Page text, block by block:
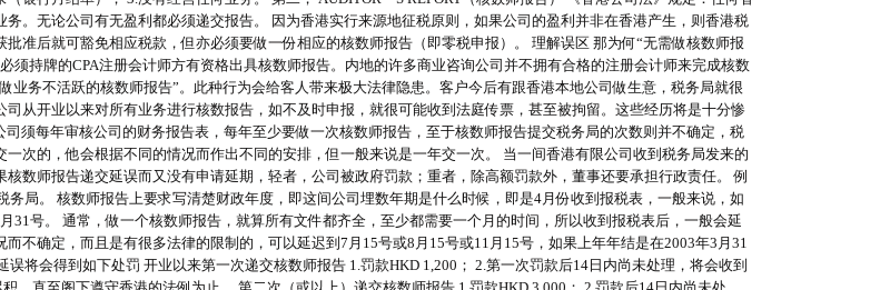
。无论公司有无盈利都必须递交报告。 因为香港实行来源地征税原则，如果公司的盈利并非在香港产生，则香港税
准后就可豁免相应税款，但亦必须要做一份相应的核数师报告（即零税申报）。 理解误区 那为何“无需做核数师报
持牌的CPA注册会计师方有资格出具核数师报告。内地的许多商业咨询公司并不拥有合格的注册会计师来完成核数
业务不活跃的核数师报告”。此种行为会给客人带来极大法律隐患。客户今后有跟香港本地公司做生意，税务局就很
从开业以来对所有业务进行核数报告，如不及时申报，就很可能收到法庭传票，甚至被拘留。这些经历将是十分惨
须每年审核公司的财务报告表，每年至少要做一次核数师报告，至于核数师报告提交税务局的次数则并不确定，税
次的，他会根据不同的情况而作出不同的安排，但一般来说是一年交一次。 当一间香港有限公司收到税务局发来的
数师报告递交延误而又没有申请延期，轻者，公司被政府罚款；重者，除高额罚款外，董事还要承担行政责任。 例
局。 核数师报告上要求写清楚财政年度，即这间公司埋数年期是什么时候，即是4月份收到报税表，一般来说，如
31号。 通常，做一个核数师报告，就算所有文件都齐全，至少都需要一个月的时间，所以收到报税表后，一般会延
不确定，而且是有很多法律的限制的，可以延迟到7月15号或8月15号或11月15号，如果上年年结是在2003年3月31
将会得到如下处罚 开业以来第一次递交核数师报告 1.罚款HKD 1,200； 2.第一次罚款后14日内尚未处理，将会收到